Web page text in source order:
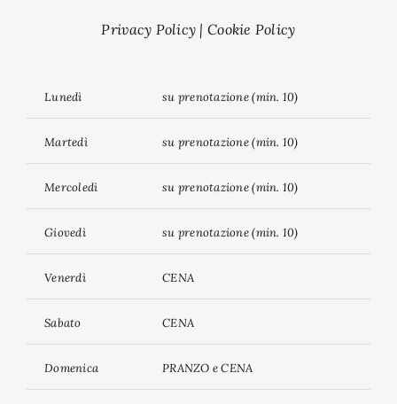
Privacy Policy |Cookie Policy
Lunedì su prenotazione (min. 10)
Martedì su prenotazione (min. 10)
Mercoledì su prenotazione (min. 10)
Giovedì su prenotazione (min. 10)
Venerdì CENA
Sabato CENA
Domenica PRANZO e CENA